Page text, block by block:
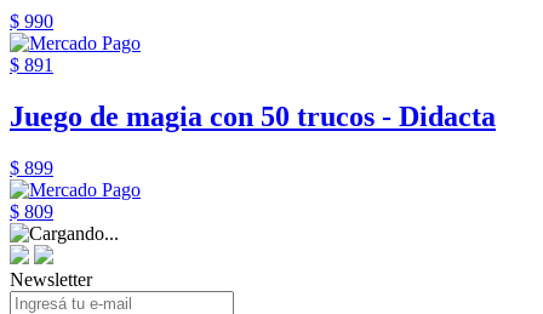
$ 990
$ 891
Juego de magia con 50 trucos - Didacta
$ 899
$ 809
Newsletter